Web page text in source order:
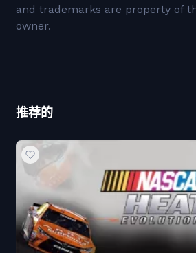
and trademarks are property of
owner.
推荐的